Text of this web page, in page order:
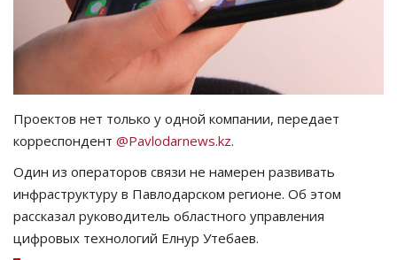
Чек-лист
РАЗВЛЕЧЕНИЯ
OFFICIAL
Курултай
Язык
Қазақша Русский
Проектов нет только у одной компании, передает
корреспондент @Pavlodarnews.kz.
Один из операторов связи не намерен развивать
инфраструктуру в Павлодарском регионе. Об этом
рассказал руководитель областного управления
цифровых технологий Елнур Утебаев.